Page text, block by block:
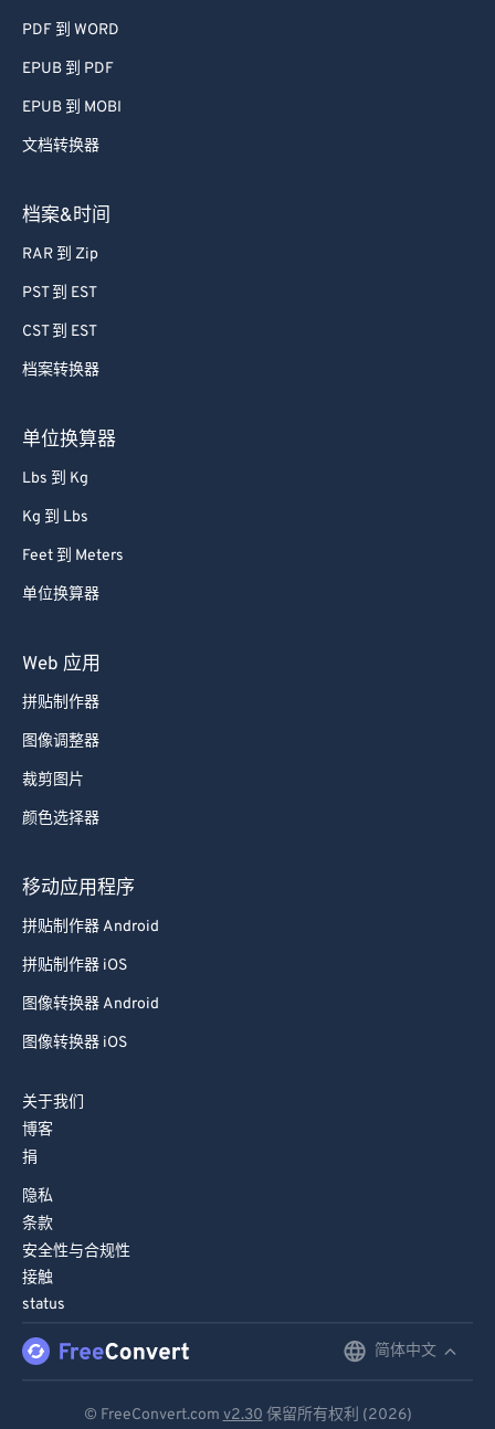
PDF 到 WORD
EPUB 到 PDF
EPUB 到 MOBI
文档转换器
档案&时间
RAR 到 Zip
PST 到 EST
CST 到 EST
档案转换器
单位换算器
Lbs 到 Kg
Kg 到 Lbs
Feet 到 Meters
单位换算器
Web 应用
拼贴制作器
图像调整器
裁剪图片
颜色选择器
移动应用程序
拼贴制作器 Android
拼贴制作器 iOS
图像转换器 Android
图像转换器 iOS
关于我们
博客
捐
隐私
条款
安全性与合规性
接触
status
简体中文
© FreeConvert.com v2.30 保留所有权利 (2026)